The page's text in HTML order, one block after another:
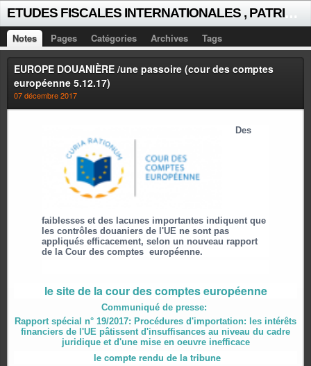
Notes Pages Catégories Archives Tags
EUROPE DOUANIÈRE /une passoire (cour des comptes
européenne 5.12.17)
07 décembre 2017
Des
faiblesses et des lacunes importantes indiquent que
les contrôles douaniers de l'UE ne sont pas
appliqués efficacement, selon un nouveau rapport
de la Cour des comptes européenne.
le site de la cour des comptes européenne
Communiqué de presse:
Rapport spécial n° 19/2017: Procédures d'importation: les intérêts
financiers de l'UE pâtissent d'insuffisances au niveau du cadre
juridique et d'une mise en oeuvre inefficace
le compte rendu de la tribune